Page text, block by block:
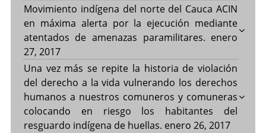
Movimiento indígena del norte del Cauca ACIN
en máxima alerta por la ejecución mediante
atentados de amenazas paramilitares. enero
27, 2017
Una vez más se repite la historia de violación
del derecho a la vida vulnerando los derechos
humanos a nuestros comuneros y comuneras
colocando en riesgo los habitantes del
resguardo indígena de huellas. enero 26, 2017